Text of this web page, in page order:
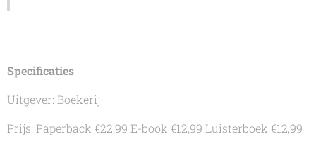
Specificaties
Uitgever: Boekerij
Prijs: Paperback €22,99 E-book €12,99 Luisterboek €12,99